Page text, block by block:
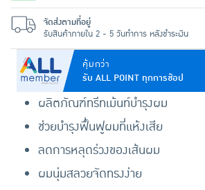
คุ้มกว่า
รับ ALL POINT ทุกการช้อป
ผลิตภัณฑ์ทรีทเม้นท์บำรุงผม
ช่วยบำรุงฟื้นฟูผมที่แห้งเสีย
ลดการหลุดร่วงของเส้นผม
ผมนุ่มสลวยจัดทรงง่าย
จัดส่งตามที่อยู่
รับสินค้าภายใน 2 - 5 วันทำการ หลังชำระเงิน